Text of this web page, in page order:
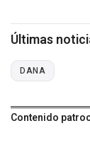
Últimas
DANA
Contenido